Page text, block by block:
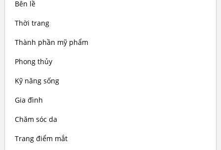
Bên lề
Thời trang
Thành phần mỹ phẩm
Phong thủy
Kỹ năng sống
Gia đình
Chăm sóc da
Trang điểm mắt